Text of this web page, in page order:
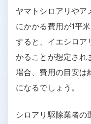
ヤマトシロアリやア
にかかる費用が1平
すると、イエシロ
かることが想定され
場合、費用の目安
になるでしょう。
シロアリ駆除業者の